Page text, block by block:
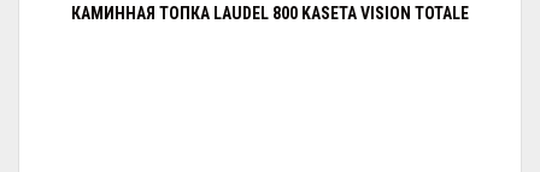
КАМИННАЯ ТОПКА LAUDEL 800 KASETA VISION TOTALE